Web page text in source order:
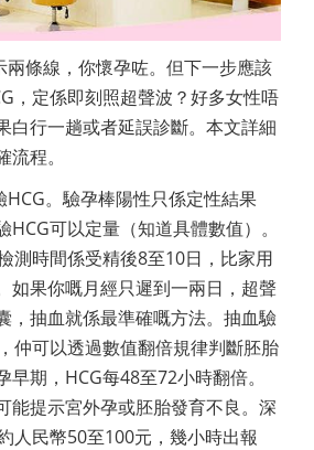
兩條線，你懷孕咗。但下一步應該
，定係即刻照超聲波？好多女性唔
白行一趟或者延誤診斷。本文詳細
程。
HCG。驗孕棒陽性只係定性結果
HCG可以定量（知道具體數值）。
測時間係受精後8至10日，比家用
如果你嘅月經只遲到一兩日，超聲
，抽血就係最準確嘅方法。抽血驗
仲可以透過數值翻倍規律判斷胚胎
期，HCG每48至72小時翻倍。
能提示宮外孕或胚胎發育不良。深
人民幣50至100元，幾小時出報